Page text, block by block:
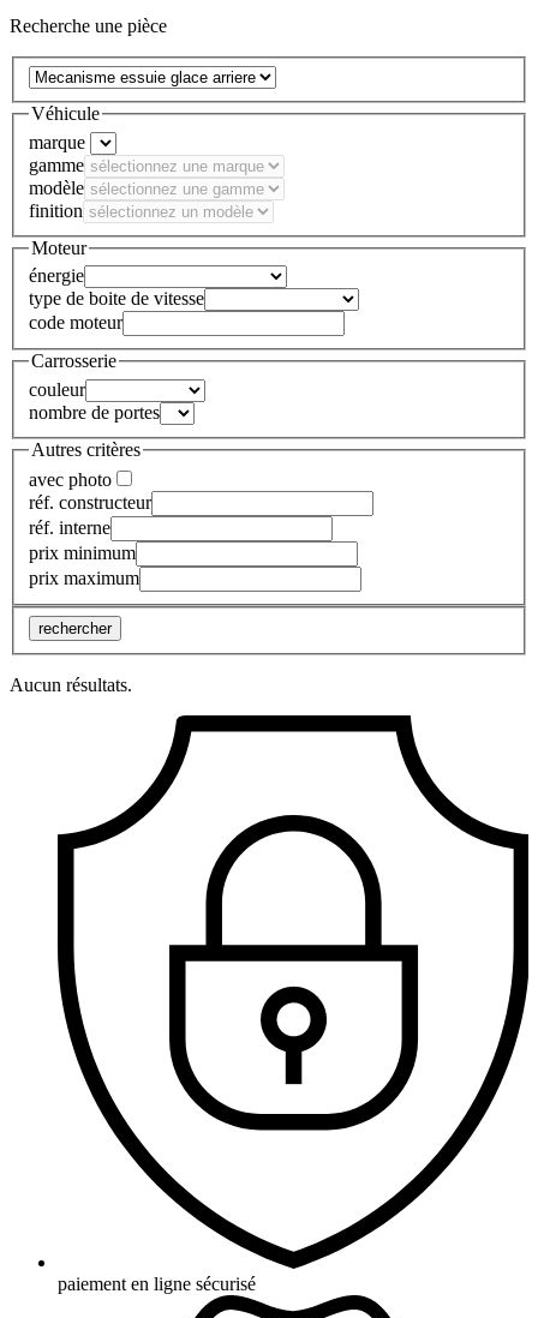
Recherche une pièce
Véhicule
marque
gamme
modèle
finition
Moteur
énergie
type de boite de vitesse
code moteur
Carrosserie
couleur
nombre de portes
Autres critères
avec photo
réf. constructeur
réf. interne
prix minimum
prix maximum
rechercher
Aucun résultats.
paiement en ligne sécurisé